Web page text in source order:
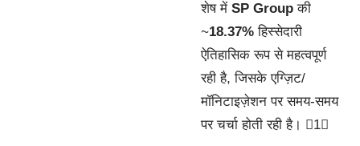
शेष में SP Group की
~18.37% हिस्सेदारी
ऐतिहासिक रूप से महत्वपूर्ण
रही है, जिसके एग्ज़िट/
मॉनिटाइज़ेशन पर समय-समय
पर चर्चा होती रही है। 1